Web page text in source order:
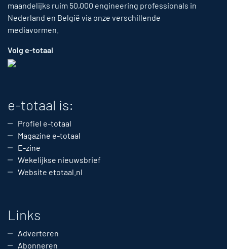
maandelijks ruim 50,000 engineering professionals in
Nederland en België via onze verschillende
mediavormen.
Volg e-totaal
e-totaal is:
Profiel e-totaal
Magazine e-totaal
E-zine
Wekelijkse nieuwsbrief
Website etotaal.nl
Links
Adverteren
Abonneren